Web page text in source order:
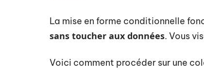
La mise en forme conditionnelle
sans toucher aux données. Vous
Voici comment procéder sur une